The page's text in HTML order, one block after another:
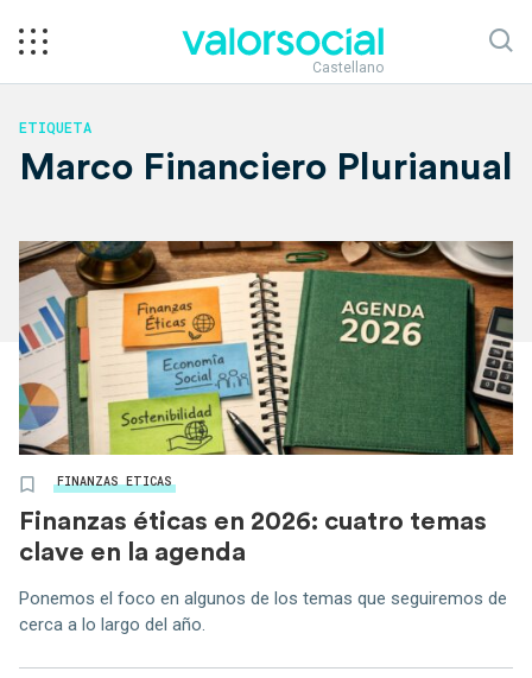
Castellano
ETIQUETA
Marco Financiero Plurianual
FINANZAS ETICAS
Finanzas éticas en 2026: cuatro temas
clave en la agenda
Ponemos el foco en algunos de los temas que seguiremos de
cerca a lo largo del año.